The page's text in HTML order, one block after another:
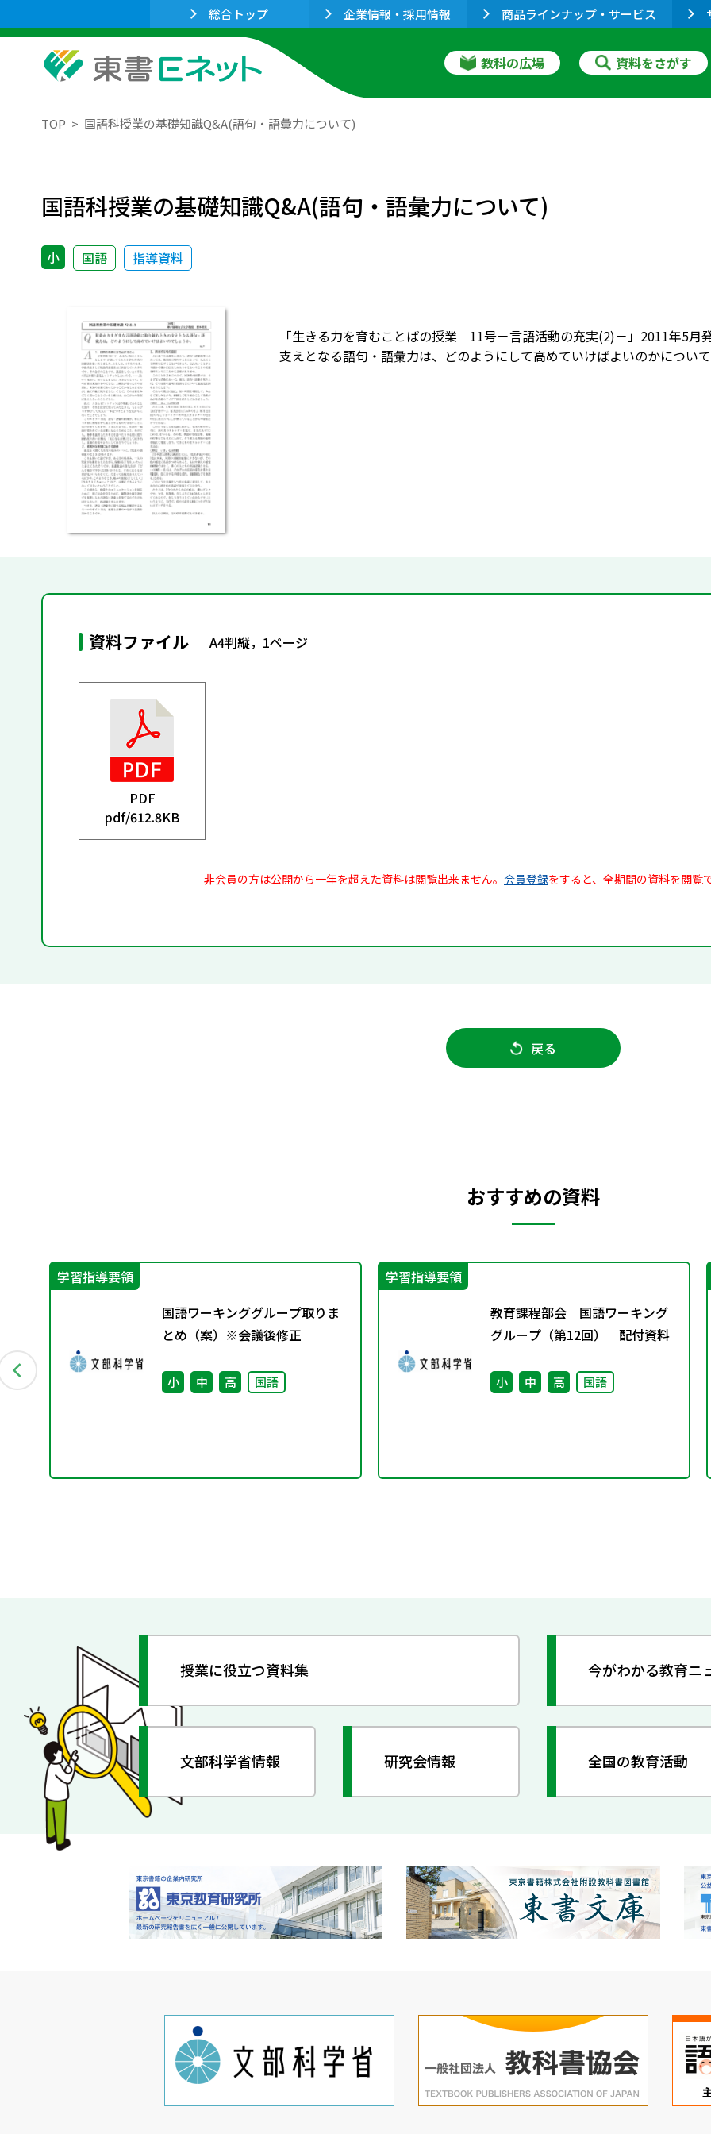
総合トップ 企業情報・採用情報 商品ラインナップ・サービス
教科の広場 資料をさがす
TOP 国語科授業の基礎知識Q&A(語句・語彙力について)
国語科授業の基礎知識Q&A(語句・語彙力について)
小 国語 指導資料
「生きる力を育むことばの授業 11号－言語活動の充実(2)－」2011年5月
支えとなる語句・語彙力は、どのようにして高めていけばよいのかについて
資料ファイル A4判縦，1ページ
PDF
pdf/612.8KB
非会員の方は公開から一年を超えた資料は閲覧出来ません。 会員登録をすると、全期間の資料を閲覧
戻る
おすすめの資料
学習指導要領
国語ワーキンググループ取りま
とめ（案）※会議後修正
小 中 高 国語
学習指導要領
教育課程部会 国語ワーキング
グループ（第12回） 配付資料
小 中 高 国語
授業に役立つ資料集 今がわかる教育ニ
文部科学省情報 研究会情報 全国の教育活動